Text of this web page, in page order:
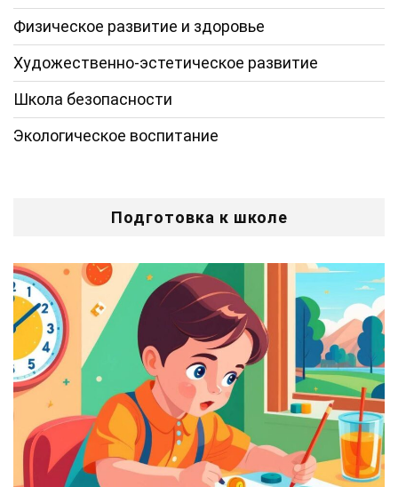
Физическое развитие и здоровье
Художественно-эстетическое развитие
Школа безопасности
Экологическое воспитание
Подготовка к школе